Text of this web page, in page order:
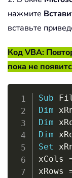
нажмите
вставьте
Код VBA:
пока не
Sub
Dim
Dim
Dim
Set
xCols
xRows